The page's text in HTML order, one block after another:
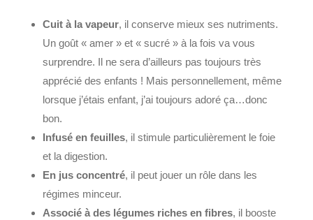
Cuit à la vapeur, il conserve mieux ses nutriments.
Un goût « amer » et « sucré » à la fois va vous
surprendre. Il ne sera d’ailleurs pas toujours très
apprécié des enfants ! Mais personnellement, même
lorsque j’étais enfant, j’ai toujours adoré ça…donc
bon.
Infusé en feuilles, il stimule particulièrement le foie
et la digestion.
En jus concentré, il peut jouer un rôle dans les
régimes minceur.
Associé à des légumes riches en fibres, il booste